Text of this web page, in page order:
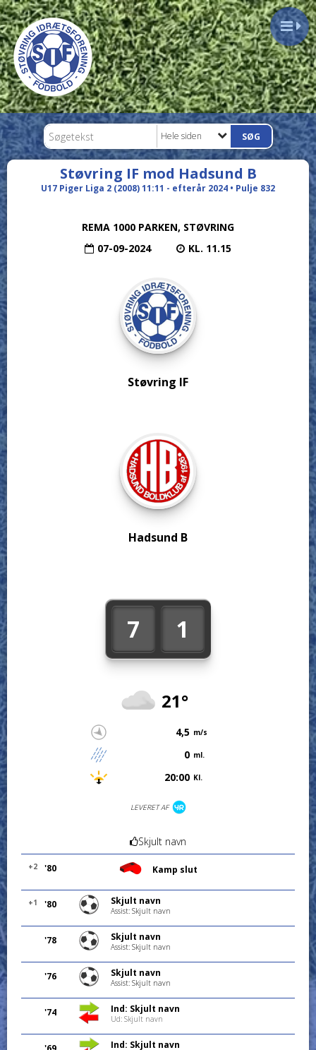
Hele siden
Støvring IF mod Hadsund B
U17 Piger Liga 2 (2008) 11:11 - efterår 2024 • Pulje 832
REMA 1000 PARKEN, STØVRING
07-09-2024
KL. 11.15
Støvring IF
7 1
21°
4,5 m/s
0 ml.
20:00 Kl.
LEVERET AF
Hadsund B
Skjult navn
'80
+2 Kamp slut
'80
+1 Skjult navn
Assist: Skjult navn
'78 Skjult navn
Assist: Skjult navn
'76 Skjult navn
Assist: Skjult navn
'74 Ind: Skjult navn
Ud: Skjult navn
Ind: Skjult navn